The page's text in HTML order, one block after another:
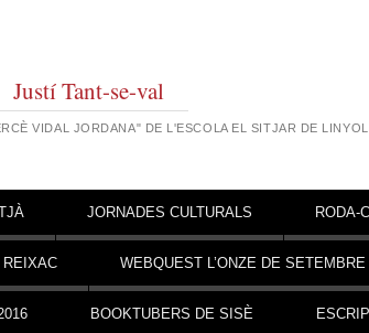
Justí Tant-se-val
VIDAL JORDANA" DE L'ESCOLA EL SITJAR DE
JORNADES CULTURALS RODA-
REIXAC WEBQUEST L’ONZE DE SETEMBRE
BOOKTUBERS DE SISÈ